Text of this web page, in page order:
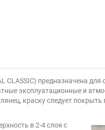
предназначена для
эксплуатационные и
краску следует покрыть
в 2-4 слоя с